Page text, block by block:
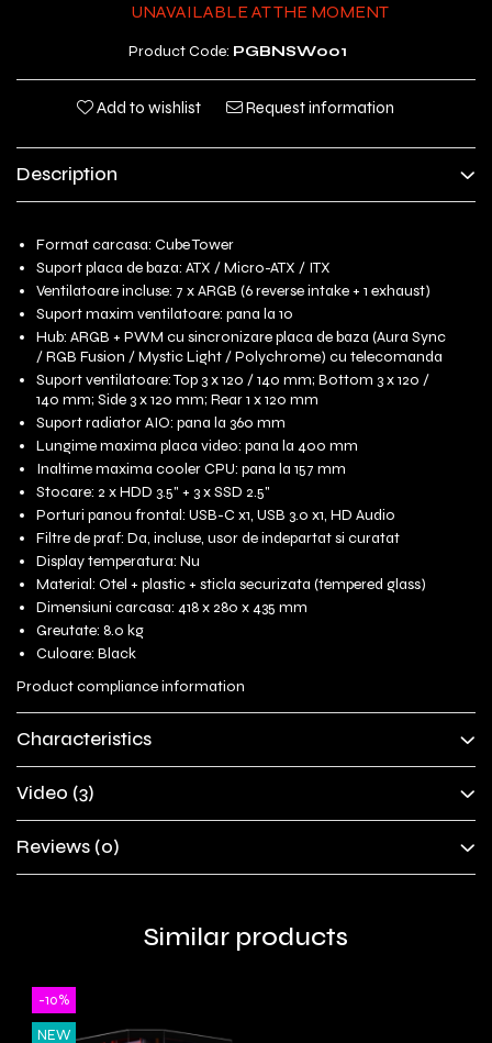
UNAVAILABLE AT THE MOMENT
Product Code: PGBNSW001
Add to wishlist Request information
Description
Format carcasa: Cube Tower
Suport placa de baza: ATX / Micro-ATX / ITX
Ventilatoare incluse: 7 x ARGB (6 reverse intake + 1 exhaust)
Suport maxim ventilatoare: pana la 10
Hub: ARGB + PWM cu sincronizare placa de baza (Aura Sync
/ RGB Fusion / Mystic Light / Polychrome) cu telecomanda
Suport ventilatoare: Top 3 x 120 / 140 mm; Bottom 3 x 120 /
140 mm; Side 3 x 120 mm; Rear 1 x 120 mm
Suport radiator AIO: pana la 360 mm
Lungime maxima placa video: pana la 400 mm
Inaltime maxima cooler CPU: pana la 157 mm
Stocare: 2 x HDD 3.5" + 3 x SSD 2.5"
Porturi panou frontal: USB-C x1, USB 3.0 x1, HD Audio
Filtre de praf: Da, incluse, usor de indepartat si curatat
Display temperatura: Nu
Material: Otel + plastic + sticla securizata (tempered glass)
Dimensiuni carcasa: 418 x 280 x 435 mm
Greutate: 8.0 kg
Culoare: Black
Product compliance information
Characteristics
Video (3)
Reviews (0)
Similar products
-10%
NEW